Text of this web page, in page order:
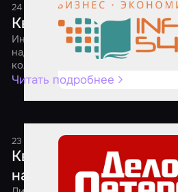
24 апреля 2020 1 минута
Квест-мейкеры ищут
Индустрия квестов вошла в
надеется выйти из него к осени
коллег-маргиналов
Читать подробнее
23 апреля 2020
Квест на выбывание:
начали уходить с